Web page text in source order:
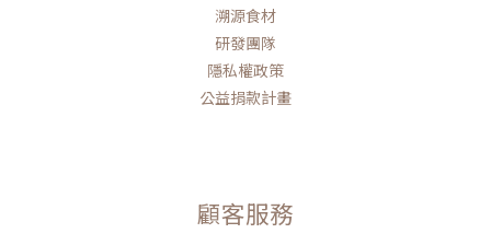
溯源食材
研發團隊
隱私權政策
公益捐款計畫
顧客服務